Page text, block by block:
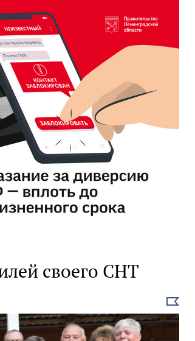
своего СНТ
Выбрать
новость